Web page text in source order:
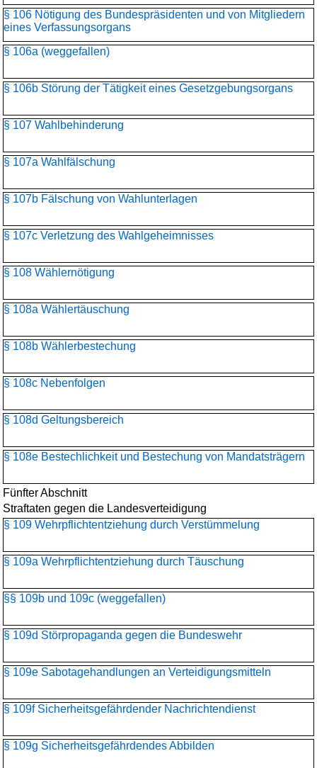
§ 106 Nötigung des Bundespräsidenten und von Mitgliedern
eines Verfassungsorgans
§ 106a (weggefallen)
§ 106b Störung der Tätigkeit eines Gesetzgebungsorgans
§ 107 Wahlbehinderung
§ 107a Wahlfälschung
§ 107b Fälschung von Wahlunterlagen
§ 107c Verletzung des Wahlgeheimnisses
§ 108 Wählernötigung
§ 108a Wählertäuschung
§ 108b Wählerbestechung
§ 108c Nebenfolgen
§ 108d Geltungsbereich
§ 108e Bestechlichkeit und Bestechung von Mandatsträgern
Fünfter Abschnitt
Straftaten gegen die Landesverteidigung
§ 109 Wehrpflichtentziehung durch Verstümmelung
§ 109a Wehrpflichtentziehung durch Täuschung
§§ 109b und 109c (weggefallen)
§ 109d Störpropaganda gegen die Bundeswehr
§ 109e Sabotagehandlungen an Verteidigungsmitteln
§ 109f Sicherheitsgefährdender Nachrichtendienst
§ 109g Sicherheitsgefährdendes Abbilden